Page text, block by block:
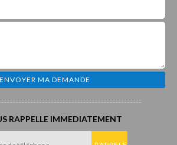
RAPPELLE IMMEDIATEMENT